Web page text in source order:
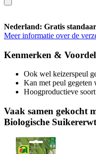
Nederland: Gratis
Meer informatie over de
Kenmerken &
Ook wel keizerspeul
Kan met peul gegeten
Hoogproductieve soort
Vaak samen gekocht
Biologische